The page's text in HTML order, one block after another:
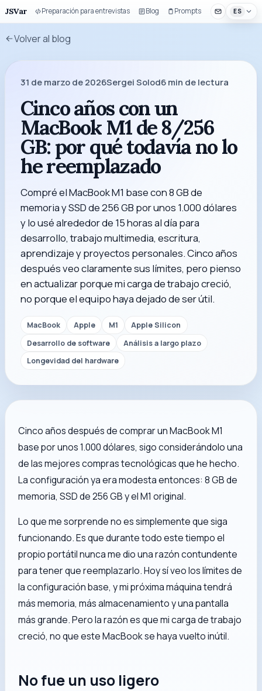
JSVar Preparación para entrevistas Blog Prompts Componentes
ES
Volver al blog
31 de marzo de 2026Sergei Solod6 min de lectura
Cinco años con un
MacBook M1 de 8/256
GB: por qué todavía no lo
he reemplazado
Compré el MacBook M1 base con 8 GB de
memoria y SSD de 256 GB por unos 1.000 dólares
y lo usé alrededor de 15 horas al día para
desarrollo, trabajo multimedia, escritura,
aprendizaje y proyectos personales. Cinco años
después veo claramente sus límites, pero pienso
en actualizar porque mi carga de trabajo creció,
no porque el equipo haya dejado de ser útil.
MacBook Apple M1
Apple Silicon
Desarrollo de software
Análisis a largo plazo
Longevidad del hardware
Cinco años después de comprar un MacBook M1
base por unos 1.000 dólares, sigo considerándolo una
de las mejores compras tecnológicas que he hecho.
La configuración ya era modesta entonces: 8 GB de
memoria, SSD de 256 GB y el M1 original.
Lo que me sorprende no es simplemente que siga
funcionando. Es que durante todo este tiempo el
propio portátil nunca me dio una razón contundente
para tener que reemplazarlo. Hoy sí veo los límites de
la configuración base, y mi próxima máquina tendrá
más memoria, más almacenamiento y una pantalla
más grande. Pero la razón es que mi carga de trabajo
creció, no que este MacBook se haya vuelto inútil.
No fue un uso ligero